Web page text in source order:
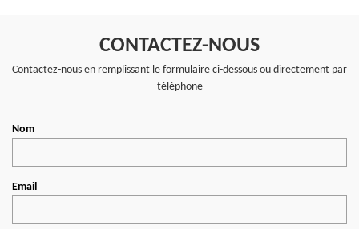
CONTACTEZ-NOUS
Contactez-nous en remplissant le formulaire ci-dessous ou directement par
téléphone
Nom
Email